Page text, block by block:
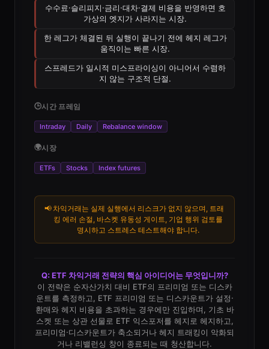
수수료·슬리피지·금리·대차·결제 비용을 반영하면 호
가상의 엣지가 사라지는 시장.
한 레그가 체결된 뒤 실행이 끝나기 전에 헤지 레그가
움직이는 빠른 시장.
스프레드가 일시적 미스프라이싱이 아니어서 수렴하
지 않는 구조적 단절.
🕒시간 프레임
Intraday Daily Rebalance window
🌍시장
ETFs Stocks Index futures
📢 차익거래는 실제 실행에서 리스크가 없지 않으며, 트래
킹 에러 손절, 바스켓 유동성 게이트, 기업 행위 검토를
명시하고 스트레스 테스트해야 합니다.
Q: ETF 차익거래 전략의 핵심 아이디어는 무엇입니까?
이 전략은 순자산가치 대비 ETF의 프리미엄 또는 디스카
운트를 측정하고, ETF 프리미엄 또는 디스카운트가 설정·
환매와 헤지 비용을 초과하는 경우에만 진입하며, 기초 바
스켓 또는 상관 선물로 ETF 익스포저를 헤지로 헤지하고,
프리미엄·디스카운트가 축소되거나 헤지 트래킹이 악화되
거나 리밸런싱 창이 종료되는 때 청산합니다.